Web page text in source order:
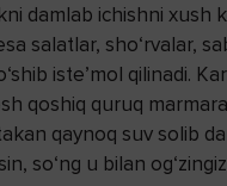
damlab ichishni xush
salatlar, sho‘rvalar,
iste’mol qilinadi.
qoshiq quruq
qaynoq suv solib
so‘ng u bilan